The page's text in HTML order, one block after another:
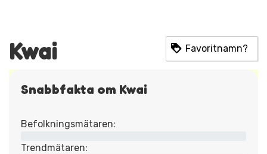
Kwai Favoritnamn?
Snabbfakta om Kwai
Befolkningsmätaren:
Trendmätaren: